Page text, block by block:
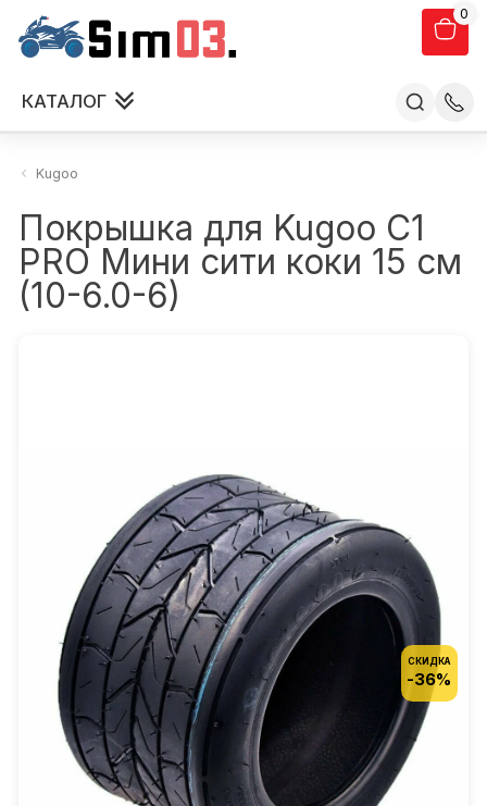
0
КАТАЛОГ
Kugoo
Покрышка для Kugoo С1
PRO Мини сити коки 15 см
(10-6.0-6)
СКИДКА
-36%